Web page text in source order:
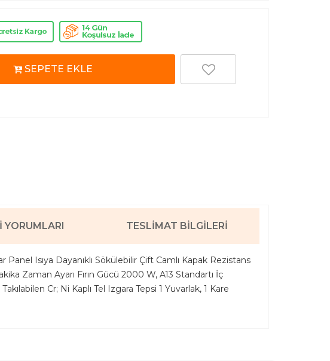
SEPETE EKLE
YORUMLARI TESLIMAT BILGILERI
Panel Isıya Dayanıklı Sökülebilir Çift Camlı Kapak Rezistans
Zaman Ayarı Fırın Gücü 2000 W, A13 Standartı İç
Cr; Ni Kaplı Tel Izgara Tepsi 1 Yuvarlak, 1 Kare